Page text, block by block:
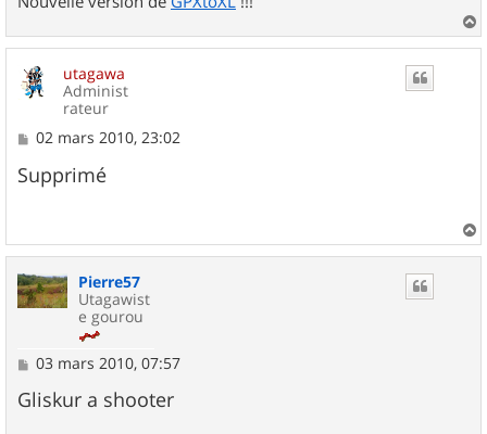
a
utagawa
Administ
rateur
M
s
s
e
02 mars 2010, 23:02
Supprimé
a
Pierre57
Utagawist
e gourou
M
s
s
03 mars 2010, 07:57
Gliskur a shooter